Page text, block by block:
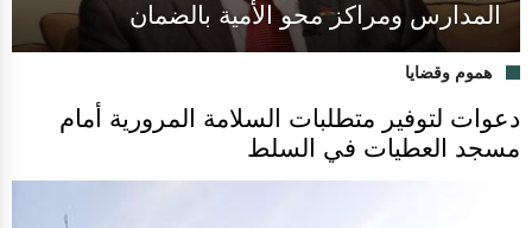
المدارس ومراكز محو الأمية بالضمان
هموم وقضايا
دعوات لتوفير متطلبات السلامة المرورية أمام
مسجد العطيات في السلط